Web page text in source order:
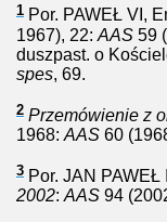
1 Por. PAWEŁ VI,
1967), 22: AAS 59
duszpast. o
spes, 69.
2 Przemówienie z
1968: AAS 60
3 Por. JAN PAWEŁ
2002: AAS 94